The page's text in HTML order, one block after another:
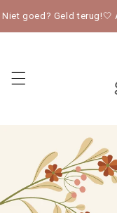
Niet goed? Geld terug!🤍
naar de